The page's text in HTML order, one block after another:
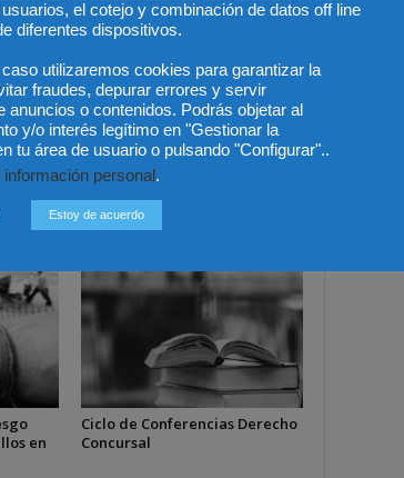
Artículo siguiente
ejecutiva del Centro de
Social de la Abogacía
del Colegio de Abogados de Madrid
en
Ciclo de Conferencias Derecho
Concursal
el cotejo y combinación de datos off line
diferentes dispositivos.
caso utilizaremos cookies para garantizar la
fraudes, depurar errores y servir
anuncios o contenidos. Podrás objetar al
y/o interés legítimo en "Gestionar la
tu área de usuario o pulsando "Configurar"..
personal .
Estoy de acuerdo